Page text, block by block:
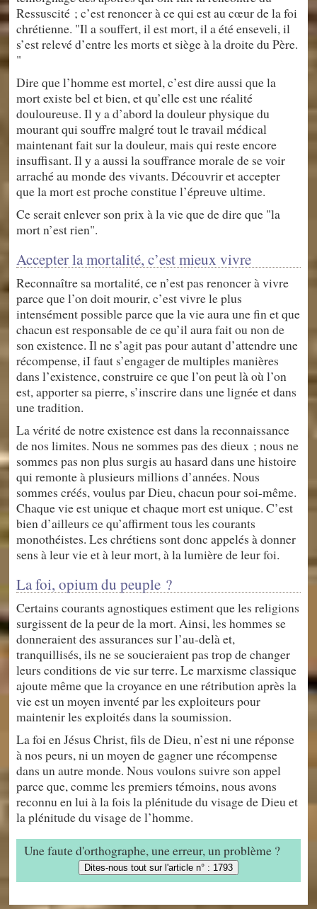
Ressuscité ; c’est renoncer à ce qui est au cœur de la foi
chrétienne. "Il a souffert, il est mort, il a été enseveli, il
s’est relevé d’entre les morts et siège à la droite du Père.
"
Dire que l’homme est mortel, c’est dire aussi que la
mort existe bel et bien, et qu’elle est une réalité
douloureuse. Il y a d’abord la douleur physique du
mourant qui souffre malgré tout le travail médical
maintenant fait sur la douleur, mais qui reste encore
insuffisant. Il y a aussi la souffrance morale de se voir
arraché au monde des vivants. Découvrir et accepter
que la mort est proche constitue l’épreuve ultime.
Ce serait enlever son prix à la vie que de dire que "la
mort n’est rien".
Accepter la mortalité, c’est mieux vivre
Reconnaître sa mortalité, ce n’est pas renoncer à vivre
parce que l’on doit mourir, c’est vivre le plus
intensément possible parce que la vie aura une fin et que
chacun est responsable de ce qu’il aura fait ou non de
son existence. Il ne s’agit pas pour autant d’attendre une
récompense, iI faut s’engager de multiples manières
dans l’existence, construire ce que l’on peut là où l’on
est, apporter sa pierre, s’inscrire dans une lignée et dans
une tradition.
La vérité de notre existence est dans la reconnaissance
de nos limites. Nous ne sommes pas des dieux ; nous ne
sommes pas non plus surgis au hasard dans une histoire
qui remonte à plusieurs millions d’années. Nous
sommes créés, voulus par Dieu, chacun pour soi-même.
Chaque vie est unique et chaque mort est unique. C’est
bien d’ailleurs ce qu’affirment tous les courants
monothéistes. Les chrétiens sont donc appelés à donner
sens à leur vie et à leur mort, à la lumière de leur foi.
La foi, opium du peuple ?
Certains courants agnostiques estiment que les religions
surgissent de la peur de la mort. Ainsi, les hommes se
donneraient des assurances sur l’au-delà et,
tranquillisés, ils ne se soucieraient pas trop de changer
leurs conditions de vie sur terre. Le marxisme classique
ajoute même que la croyance en une rétribution après la
vie est un moyen inventé par les exploiteurs pour
maintenir les exploités dans la soumission.
La foi en Jésus Christ, fils de Dieu, n’est ni une réponse
à nos peurs, ni un moyen de gagner une récompense
dans un autre monde. Nous voulons suivre son appel
parce que, comme les premiers témoins, nous avons
reconnu en lui à la fois la plénitude du visage de Dieu et
la plénitude du visage de l’homme.
Une faute d'orthographe, une erreur, un problème ?
Dites-nous tout sur l'article n° : 1793